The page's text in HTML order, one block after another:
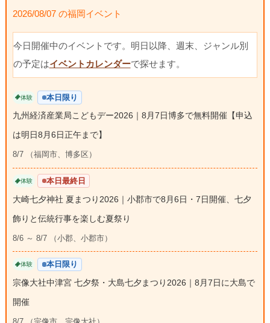
2026/08/07 の福岡イベント
今日開催中のイベントです。明日以降、週末、ジャンル別
の予定はイベントカレンダーで探せます。
体験 本日限り
九州経済産業局こどもデー2026｜8月7日博多で無料開催【申込
は明日8月6日正午まで】
8/7 （福岡市、博多区）
体験 本日最終日
大崎七夕神社 夏まつり2026｜小郡市で8月6日・7日開催、七夕
飾りと伝統行事を楽しむ夏祭り
8/6 ～ 8/7 （小郡、小郡市）
体験 本日限り
宗像大社中津宮 七夕祭・大島七夕まつり2026｜8月7日に大島で
開催